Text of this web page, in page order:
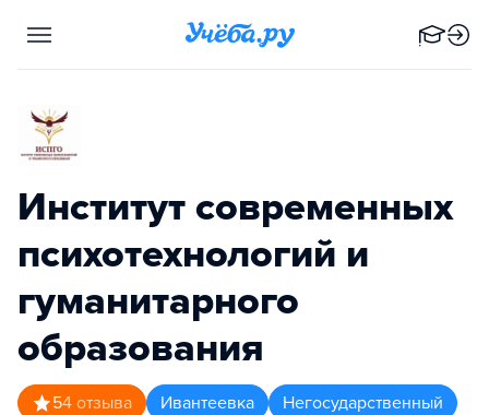
Институт современных
психотехнологий и
гуманитарного
образования
54 отзыва Ивантеевка Негосударственный